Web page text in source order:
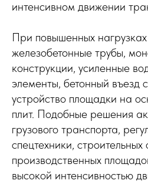
интенсивном движении
При повышенных
железобетонные трубы,
конструкции, усиленные
элементы, бетонный въезд
устройство площадки на
плит. Подобные решения
грузового транспорта,
спецтехники, строительных
производственных
высокой интенсивностью